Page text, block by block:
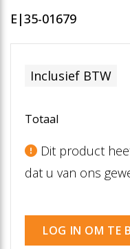
E|35-01679
Inclusief BTW
Totaal
Dit product
dat u van ons
LOG IN OM TE